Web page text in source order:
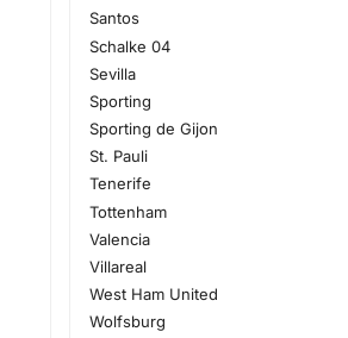
Santos
Schalke 04
Sevilla
Sporting
Sporting de Gijon
St. Pauli
Tenerife
Tottenham
Valencia
Villareal
West Ham United
Wolfsburg